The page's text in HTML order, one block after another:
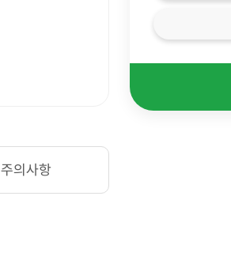
주의사항